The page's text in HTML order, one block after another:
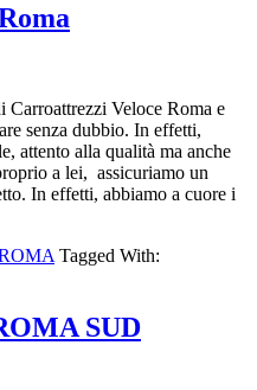
Veloce Roma e
senza dubbio. In effetti,
attento alla qualità ma anche
a lei, assicuriamo un
In effetti, abbiamo a cuore i
Tagged With:
SUD